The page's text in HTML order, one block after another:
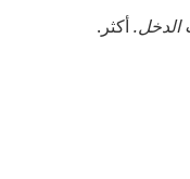
أكثر.